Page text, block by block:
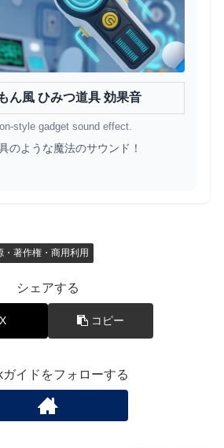
ん風 ひみつ道具 効果音
style gadget sound effect.
のような魔法のサウンド！
・著作権・商用利用
シェアする
X コピー
ガイドをフォローする